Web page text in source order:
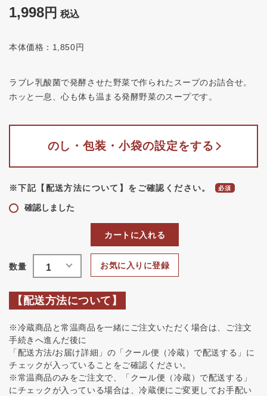
1,998 税込
本体価格：1,850円
ラブレ乳酸菌で発酵させた野菜で作られたスープのお詰合せ。
ホッと一息、心も体も温まる発酵野菜のスープです。
のし・包装・小袋の設定をする
※下記【配送方法について】をご確認ください。
確認しました
お気に入りに登録
カートに入れる
【配送方法について】
※冷蔵商品と常温商品を一緒にご注文いただく場合は、ご注文
手続きへ進んだ後に
「配送方法/お届け詳細」の「クール便（冷蔵）で配送する」に
チェックが入っていることをご確認ください。
※常温商品のみをご注文で、「クール便（冷蔵）で配送する」
にチェックが入っている場合は、冷蔵便にご変更してお手配い